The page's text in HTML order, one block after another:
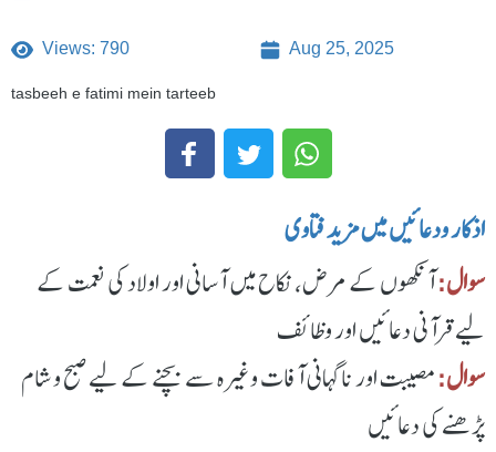
Views: 790 Aug 25, 2025
tasbeeh e fatimi mein tarteeb
اذکار ودعائیں میں مزید فتاوی
سوال:آنکھوں کے مرض، نکاح میں آسانی اور اولاد کی نعمت کے
لیے قرآنی دعائیں اور وظائف
سوال:مصیبت اور ناگہانی آفات وغیرہ سے بچنے کے لیے صبح و شام
پڑھنے کی دعائیں